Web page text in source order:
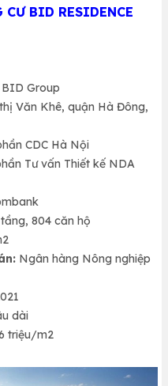
CƯ BID RESIDENCE
Group
Văn Khê, quận Hà Đông,
CDC Hà Nội
Tư vấn Thiết kế NDA
804 căn hộ
Ngân hàng Nông nghiệp
dài
triệu/m2